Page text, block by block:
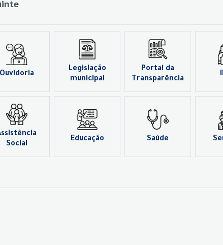
Ouvidoria
Legislação
municipal
Portal da
Transparência
Social
Educação Saúde